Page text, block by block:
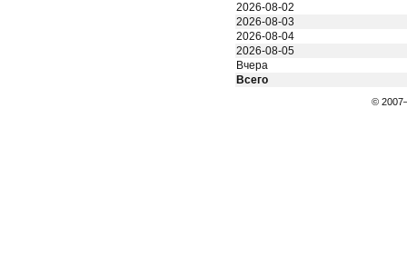
2026-08-02
2026-08-03
2026-08-04
2026-08-05
Вчера
Всего
©